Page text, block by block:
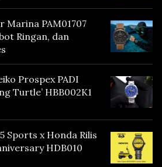
Marina PAM01707
Ringan, dan
Prospex PADI
Turtle’ HBB002K1
Sports x Honda Rilis
HDB010